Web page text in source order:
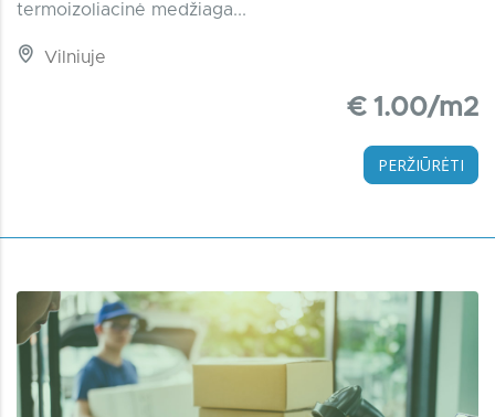
termoizoliacinė medžiaga...
Vilniuje
€ 1.00/m2
PERŽIŪRĖTI